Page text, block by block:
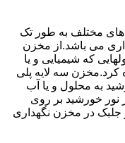
های مختلف به طور تک
می باشد.از مخزن
که شیمیایی و یا
کرد.مخزن سه لایه پلی
به محلول و یا آب
خورشید بر روی
جلبک در مخزن نگهداری